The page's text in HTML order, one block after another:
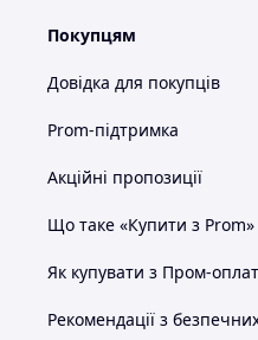
Покупцям
Довідка для покупців
Prom-підтримка
Акційні пропозиції
Що таке «Купити з Prom»
Як купувати з Пром-
Рекомендації з